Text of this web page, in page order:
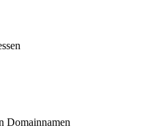
Domainnamen